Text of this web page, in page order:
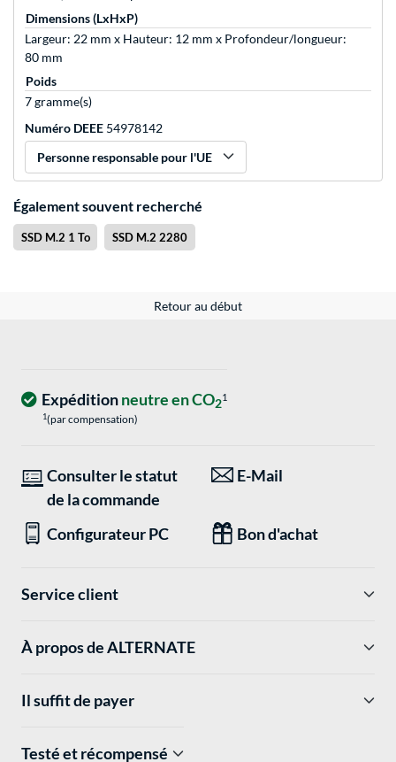
Dimensions (LxHxP)
Largeur: 22 mm x Hauteur: 12 mm x Profondeur/longueur:
80 mm
Poids
7 gramme(s)
Numéro DEEE 54978142
Personne responsable pour l'UE
Également souvent recherché
SSD M.2 1 To SSD M.2 2280
Retour au début
Expéditionneutre en CO21
1(par compensation)
Consulter le statut
de la commande
E-Mail
Configurateur PC Bon d'achat
Service client
À propos de ALTERNATE
Il suffit de payer
Testé et récompensé